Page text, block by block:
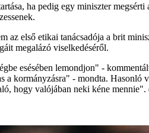
ha pedig egy miniszter
első etikai tanácsadója a brit
megalázó viselkedéséről.
esésében lemondjon" -
kormányzásra" - mondta.
hogy valójában neki kéne mennie".